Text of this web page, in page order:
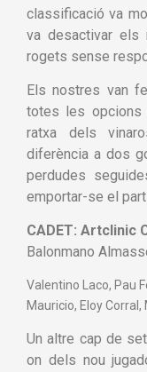
classificació va
va desactivar
rogets sense
Els nostres van
totes les opcions
ratxa dels
diferència a dos
perdudes
emportar-se el
CADET: Artclinic
Balonmano
Valentino Laco, Pau
Mauricio, Eloy
Un altre cap de
on dels nou